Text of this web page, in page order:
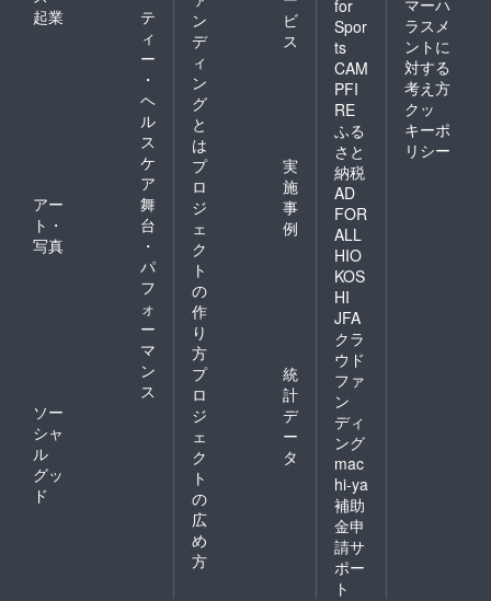
起業
テ
ィ
ー
・
ヘ
ル
ス
ケ
ア
アー
ト・
写真
舞
台
・
パ
フ
ォ
ー
マ
ン
ス
ソー
シャ
ル
グッ
ド
ン
デ
ィ
ン
グ
と
は
ビ
ス
プ
ロ
ジ
ェ
ク
ト
の
作
り
方
実
施
事
例
プ
ロ
ジ
ェ
ク
ト
の
広
め
方
統
計
デ
ー
タ
for
Spor
ts
CAM
PFI
RE
ふる
さと
納税
AD
FOR
ALL
HIO
KOS
HI
JFA
クラ
ウド
ファ
ン
ディ
ング
mac
hi-ya
補助
金申
請サ
ポー
ト
マーハ
ラスメ
ントに
対する
考え方
クッ
キーポ
リシー